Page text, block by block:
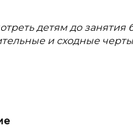
детям до
и сходные